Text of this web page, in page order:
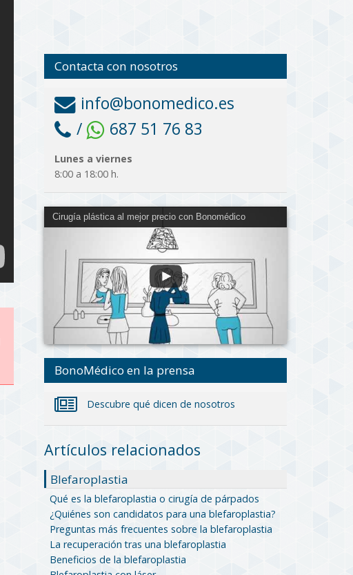
Contacta con nosotros
info@bonomedico.es
/
687 51 76 83
Lunes a viernes
8:00 a 18:00 h.
Cirugía plástica al mejor precio con Bonomédico
BonoMédico en la prensa
Descubre qué dicen de nosotros
Artículos relacionados
Blefaroplastia
Qué es la blefaroplastia o cirugía de párpados
¿Quiénes son candidatos para una blefaroplastia?
Preguntas más frecuentes sobre la blefaroplastia
La recuperación tras una blefaroplastia
Beneficios de la blefaroplastia